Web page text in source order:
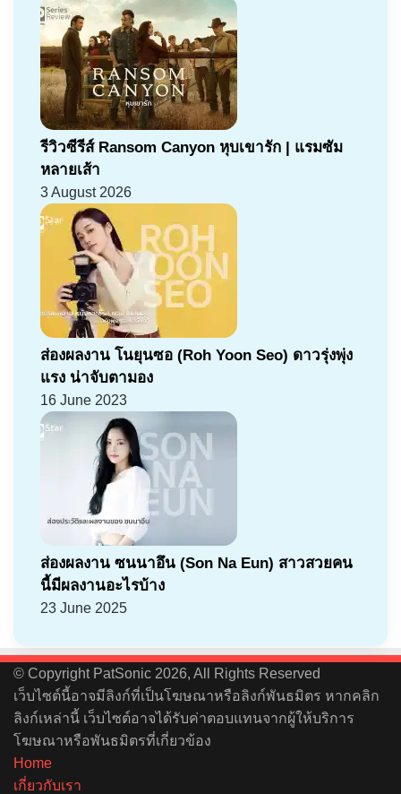
รีวิวซีรีส์ Ransom Canyon หุบเขารัก | แรมซัม
หลายเส้า
3 August 2026
ส่องผลงาน โนยุนซอ (Roh Yoon Seo) ดาวรุ่งพุ่ง
แรง น่าจับตามอง
16 June 2023
ส่องผลงาน ซนนาอึน (Son Na Eun) สาวสวยคน
นี้มีผลงานอะไรบ้าง
23 June 2025
© Copyright PatSonic 2026, All Rights Reserved
เว็บไซต์นี้อาจมีลิงก์ที่เป็นโฆษณาหรือลิงก์พันธมิตร หากคลิก
ลิงก์เหล่านี้ เว็บไซต์อาจได้รับค่าตอบแทนจากผู้ให้บริการ
โฆษณาหรือพันธมิตรที่เกี่ยวข้อง
Home
เกี่ยวกับเรา